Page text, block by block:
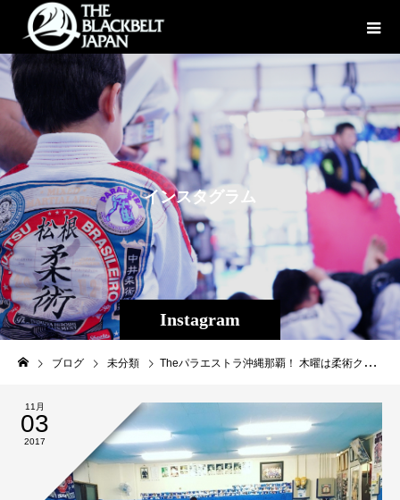
Instagram
インスタグラ ム
ブログ 未分類 Theパラエストラ沖縄那覇！ 木曜は柔術クラス、本日は20人越えで賑わっておりました。 jbjjf大会が終わり一段落ついて、初心者も増えたの基礎練習をみっちりと。 来年2月にはコパラスコンチャス沖縄大会が控えています。出場希望者はそれを見据えて頑張りましょう。 柔術で充実！ 、、、 楽しんで強くなる！！ 入会者さん募集中！！ Theパラエストラ沖縄 コザスタジオ:〒904-0021 沖縄市胡屋2-1-59 那覇スタジオ:〒902-0076沖縄県那覇市与儀2-21-1 Tel 098-851-4739 Mail reversal.the@gmail.com URLhttps://theparaestra.jp/ #パラエストラ #沖縄 #那覇 #与儀 #MMA #shooto #コザ #総合格闘技 #修斗 #キックボクシング #柔術 #jiujitsu #ダイエット
11月
03
2017